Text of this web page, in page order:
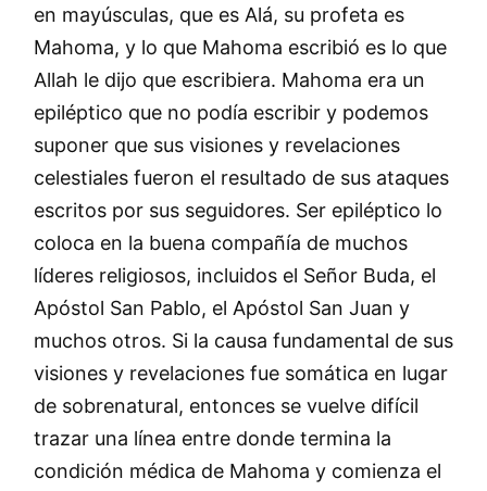
en mayúsculas, que es Alá, su profeta es
Mahoma, y lo que Mahoma escribió es lo que
Allah le dijo que escribiera. Mahoma era un
epiléptico que no podía escribir y podemos
suponer que sus visiones y revelaciones
celestiales fueron el resultado de sus ataques
escritos por sus seguidores. Ser epiléptico lo
coloca en la buena compañía de muchos
líderes religiosos, incluidos el Señor Buda, el
Apóstol San Pablo, el Apóstol San Juan y
muchos otros. Si la causa fundamental de sus
visiones y revelaciones fue somática en lugar
de sobrenatural, entonces se vuelve difícil
trazar una línea entre donde termina la
condición médica de Mahoma y comienza el